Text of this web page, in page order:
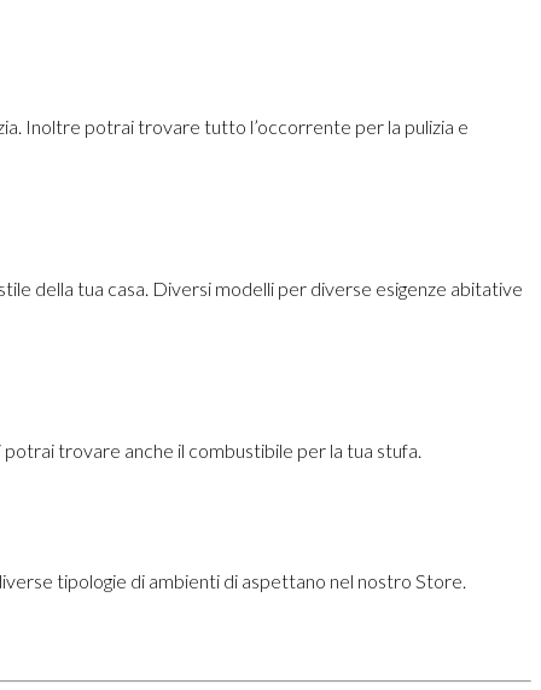
Inoltre potrai trovare tutto l’occorrente per la pulizia e
della tua casa. Diversi modelli per diverse esigenze abitative
trovare anche il combustibile per la tua stufa.
tipologie di ambienti di aspettano nel nostro Store.